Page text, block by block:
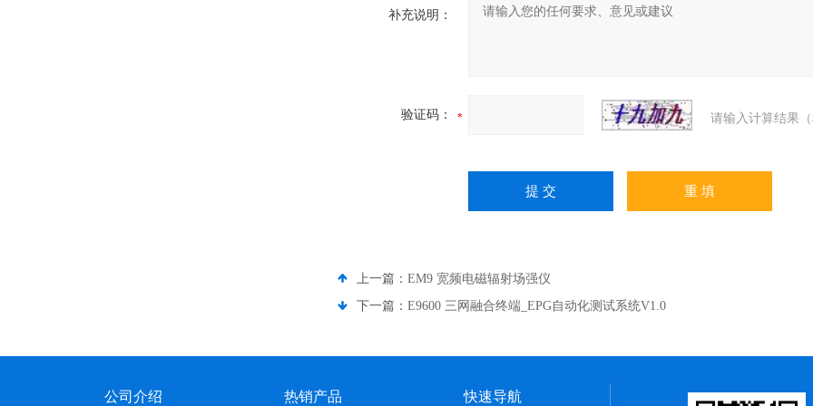
补充说明：
验证码： 请输入计算结果
上一篇： EM9 宽频电磁辐射场强仪
下一篇： E9600 三网融合终端_EPG自动化测试系统V1.0
公司介绍 热销产品 快速导航